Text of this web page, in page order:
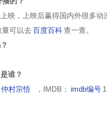
82集
86集
上映，上映后赢得国内外很多
量可以去百度百科查一查。
谁？
仲村宗悟 ，IMDB： imdb编号